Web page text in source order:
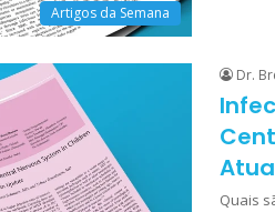
Artigos da Semana
Dr.
Quais